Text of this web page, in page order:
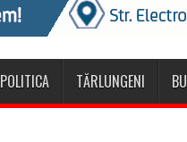
POLITICA TĂRLUNGENI